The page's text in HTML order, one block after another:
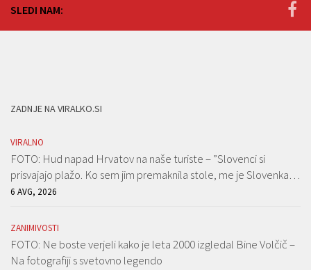
SLEDI NAM:
ZADNJE NA VIRALKO.SI
VIRALNO
FOTO: Hud napad Hrvatov na naše turiste – ”Slovenci si
prisvajajo plažo. Ko sem jim premaknila stole, me je Slovenka…
6 AVG, 2026
ZANIMIVOSTI
FOTO: Ne boste verjeli kako je leta 2000 izgledal Bine Volčič –
Na fotografiji s svetovno legendo